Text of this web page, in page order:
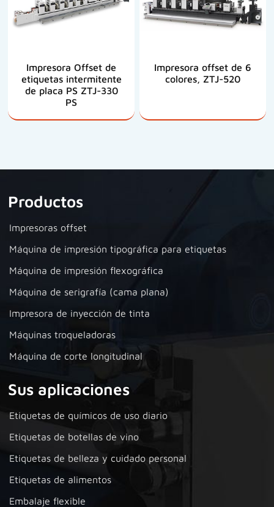
Impresora Offset de
etiquetas intermitente
de placa PS ZTJ-330
PS
Impresora offset de 6
colores, ZTJ-520
Productos
Impresoras offset
Máquina de impresión tipográfica para etiquetas
Máquina de impresión flexográfica
Máquina de serigrafía (cama plana)
Impresora de inyección de tinta
Máquinas troqueladoras
Máquina de corte longitudinal
Sus aplicaciones
Etiquetas de químicos de uso diario
Etiquetas de botellas de vino
Etiquetas de belleza y cuidado personal
Etiquetas de alimentos
Embalaje flexible